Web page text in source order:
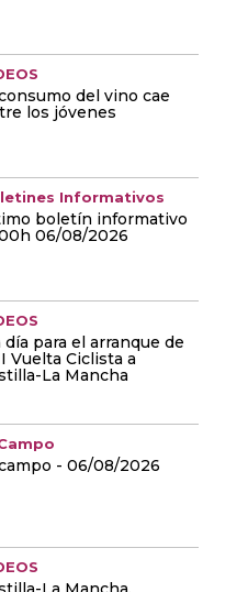
del vino cae
los jóvenes
Informativos
boletín informativo
06/08/2026
día para el arranque de
Vuelta Ciclista a
La Mancha
- 06/08/2026